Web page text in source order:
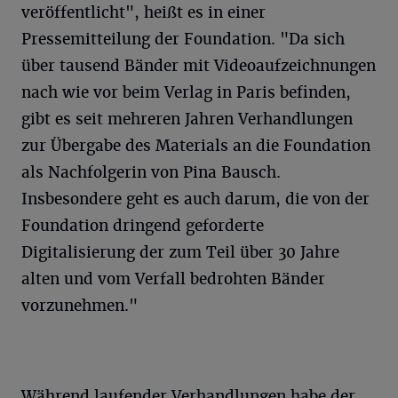
veröffentlicht", heißt es in einer
Pressemitteilung der Foundation. "Da sich
über tausend Bänder mit Videoaufzeichnungen
nach wie vor beim Verlag in Paris befinden,
gibt es seit mehreren Jahren Verhandlungen
zur Übergabe des Materials an die Foundation
als Nachfolgerin von Pina Bausch.
Insbesondere geht es auch darum, die von der
Foundation dringend geforderte
Digitalisierung der zum Teil über 30 Jahre
alten und vom Verfall bedrohten Bänder
vorzunehmen."